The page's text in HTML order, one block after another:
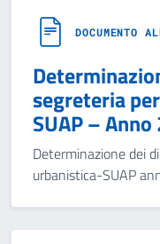
DOCUMENTO
segreteria
SUAP – Anno
Determinazione dei
urbanistica-SUAP